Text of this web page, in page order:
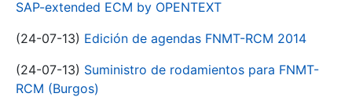
SAP-extended ECM by OPENTEXT
(24-07-13) Edición de agendas FNMT-RCM 2014
(24-07-13) Suministro de rodamientos para FNMT-
RCM (Burgos)